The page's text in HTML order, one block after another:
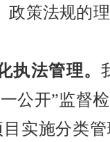
政策法规的
执法管理。
公开”监督
实施分类